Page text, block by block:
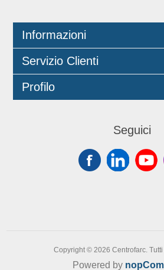
Informazioni
Servizio Clienti
Profilo
Seguici
Copyright © 2026 Centrofarc.
Powered by